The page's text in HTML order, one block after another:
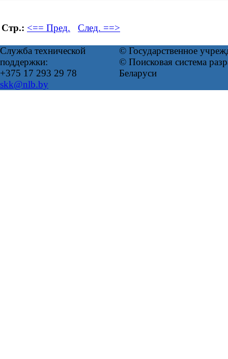
Стр.: <== Пред. След. ==>
Служба технической
поддержки:
+375 17 293 29 78
skk@nlb.by
© Государственное
© Поисковая система
Беларуси